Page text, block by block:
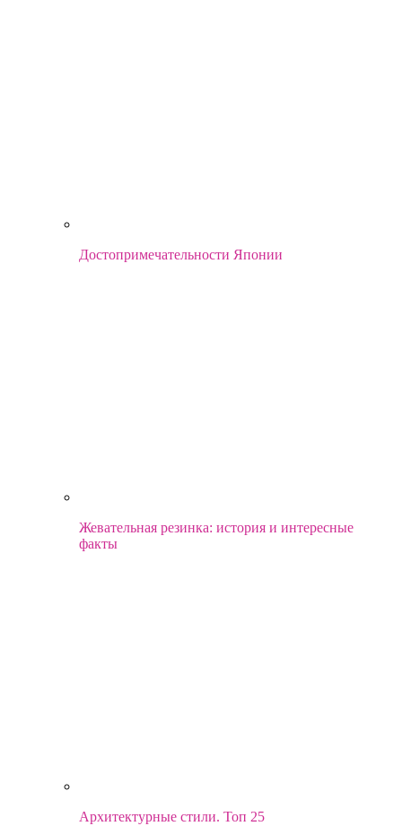
Достопримечательности Японии
Жевательная резинка: история и интересные
факты
Архитектурные стили. Топ 25